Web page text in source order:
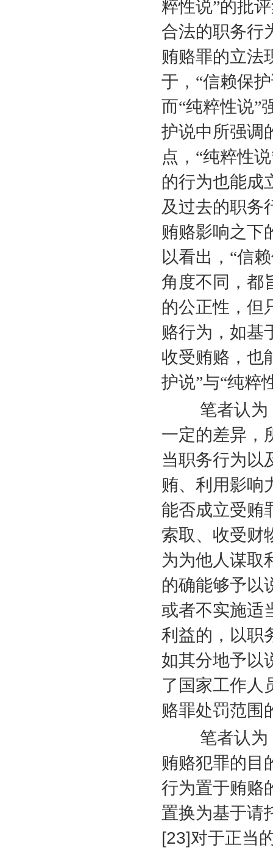
粹性说”的批
合法的职务行
贿赂罪的立法
于，“信赖保
而“纯粹性说”
护说中所强调
点，“纯粹性
的行为也能成
及过去的职务
贿赂影响之下
以看出，“信
角度不同，都
的公正性，但
赂行为，如基
收受贿赂，也
护说”与“纯粹
笔者认为，
一定的差异，
当职务行为以
贿、利用影响
能否成立受贿
索取、收受财
为为他人谋取
的确能够予以
或者不实施适
利益的，以职
如其分地予以
了国家工作人
赂罪处罚范围
笔者认为，
贿赂犯罪的目
行为置于贿赂
置换为基于请
[23]对于正当